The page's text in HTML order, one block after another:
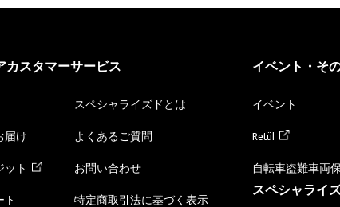
カスタマーサービス
届け
ット
ト
スペシャライズドとは
よくあるご質問
お問い合わせ
特定商取引法に基づく表示
イベント・そ
イベント
Retül
自転車盗難車両
スペシャライ